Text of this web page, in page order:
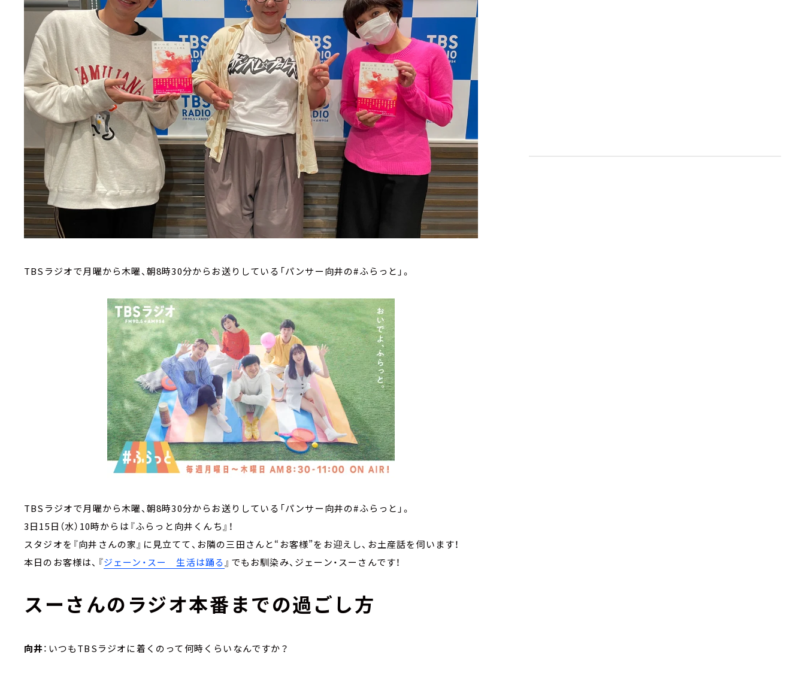
TBSラジオで月曜から木曜、朝8時30分からお送りしている「パンサー向井の#ふらっと」。
TBSラジオで月曜から木曜、朝8時30分からお送りしている「パンサー向井の#ふらっと」。
3日15日（水）10時からは『ふらっと向井くんち』！
スタジオを『向井さんの家』に見立てて、お隣の三田さんと“お客様”をお迎えし、お土産話を伺います！
本日のお客様は、『ジェーン・スー 生活は踊る 』でもお馴染み、ジェーン・スーさんです！
スーさんのラジオ本番までの過ごし方
向井：いつもTBSラジオに着くのって何時くらいなんですか？